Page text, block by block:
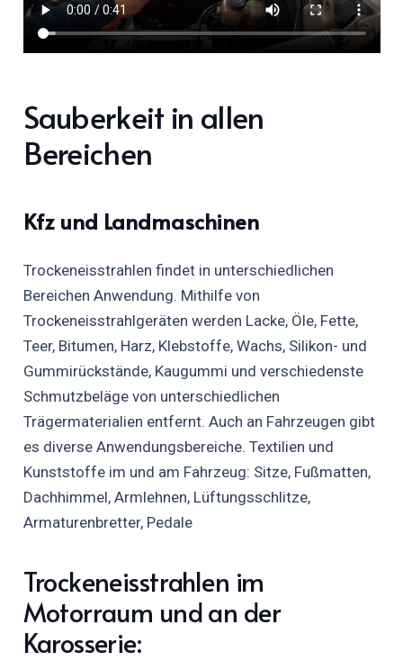
Sauberkeit in allen
Bereichen
Kfz und Landmaschinen
Trockeneisstrahlen findet in unterschiedlichen
Bereichen Anwendung. Mithilfe von
Trockeneisstrahlgeräten werden Lacke, Öle, Fette,
Teer, Bitumen, Harz, Klebstoffe, Wachs, Silikon- und
Gummirückstände, Kaugummi und verschiedenste
Schmutzbeläge von unterschiedlichen
Trägermaterialien entfernt. Auch an Fahrzeugen gibt
es diverse Anwendungsbereiche. Textilien und
Kunststoffe im und am Fahrzeug: Sitze, Fußmatten,
Dachhimmel, Armlehnen, Lüftungsschlitze,
Armaturenbretter, Pedale
Trockeneisstrahlen im
Motorraum und an der
Karosserie: